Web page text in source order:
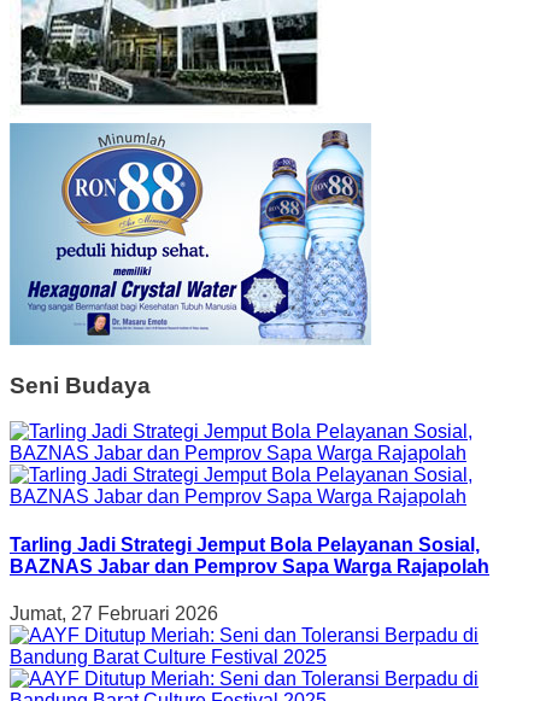
Seni Budaya
Tarling Jadi Strategi Jemput Bola Pelayanan Sosial,
BAZNAS Jabar dan Pemprov Sapa Warga Rajapolah
Jumat, 27 Februari 2026